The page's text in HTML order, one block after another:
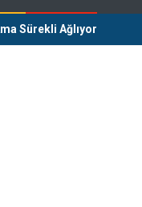
Sürekli Ağlıyor